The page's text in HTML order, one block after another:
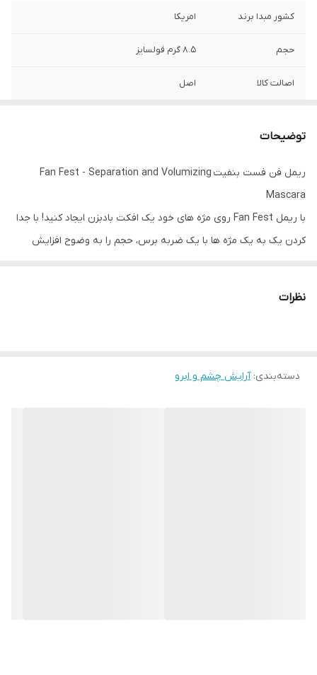
کشور مبدا برند امریکا
حجم ۸.۵ گرم فولسایز
اصالت کالا اصل
توضیحات
ریمل فن فست بنفیت Fan Fest - Separation and Volumizing
Mascara
با ریمل Fan Fest روی مژه های خود یک افکت بادبزن ایجاد کنید! با جدا
کردن یک به یک مژه ها با یک ضربه برس، حجم را به وضوح افزایش
رسد. فرمولی که احساس وزن ایجاد نمی کند، جمع نمی شود و نمی ریزد.
مدت 24 ساعت حفظ می شود
نظرات
دسته‌بندی:آرایش چشم و ابرو